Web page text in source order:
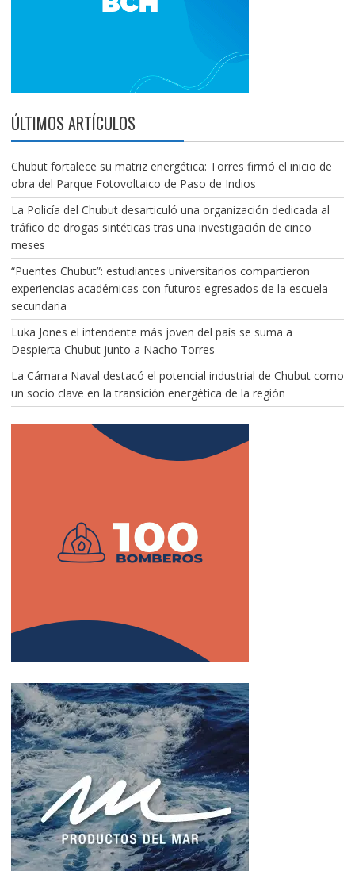
ÚLTIMOS ARTÍCULOS
Chubut fortalece su matriz energética: Torres firmó el inicio de
obra del Parque Fotovoltaico de Paso de Indios
La Policía del Chubut desarticuló una organización dedicada al
tráfico de drogas sintéticas tras una investigación de cinco
meses
“Puentes Chubut”: estudiantes universitarios compartieron
experiencias académicas con futuros egresados de la escuela
secundaria
Luka Jones el intendente más joven del país se suma a
Despierta Chubut junto a Nacho Torres
La Cámara Naval destacó el potencial industrial de Chubut como
un socio clave en la transición energética de la región